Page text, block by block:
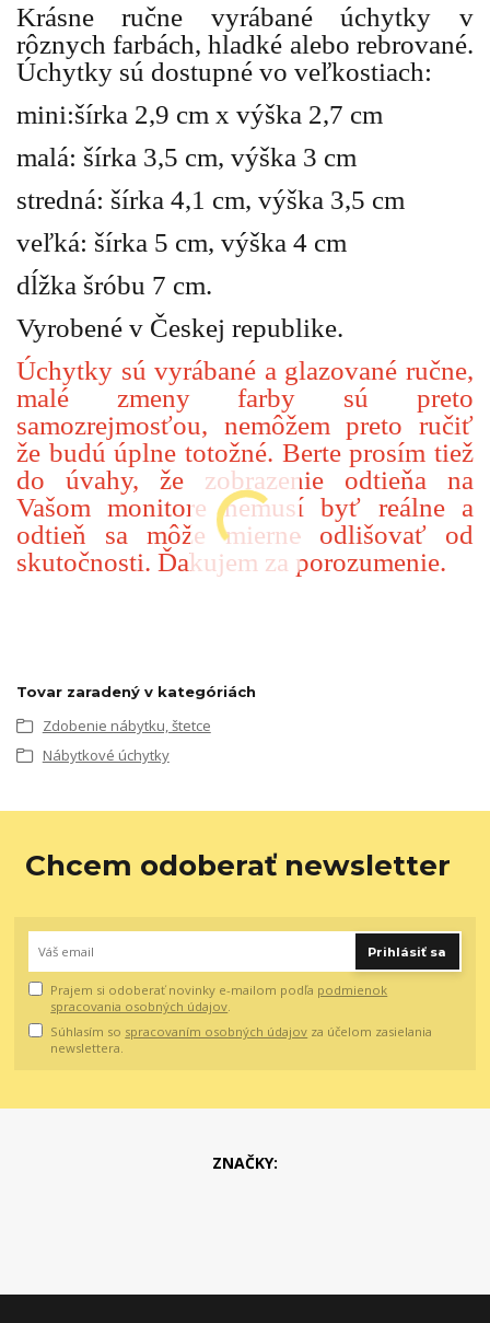
Krásne ručne vyrábané úchytky v
rôznych farbách, hladké alebo rebrované.
Úchytky sú dostupné vo veľkostiach:
mini:šírka 2,9 cm x výška 2,7 cm
malá: šírka 3,5 cm, výška 3 cm
stredná: šírka 4,1 cm, výška 3,5 cm
veľká: šírka 5 cm, výška 4 cm
dĺžka šróbu 7 cm.
Vyrobené v Českej republike.
Úchytky sú vyrábané a glazované ručne,
malé zmeny farby sú preto
samozrejmosťou, nemôžem preto ručiť
že budú úplne totožné. Berte prosím tiež
do úvahy, že zobrazenie odtieňa na
Vašom monitore nemusí byť reálne a
odtieň sa môže mierne odlišovať od
skutočnosti. Ďakujem za porozumenie.
Tovar zaradený v kategóriách
Zdobenie nábytku, štetce
Nábytkové úchytky
Chcem odoberať newsletter
Prihlásiť sa
Prajem si odoberať novinky e-mailom podľa podmienok
spracovania osobných údajov
Súhlasím so spracovaním osobných údajov za účelom zasielania
newslettera.
ZNAČKY: